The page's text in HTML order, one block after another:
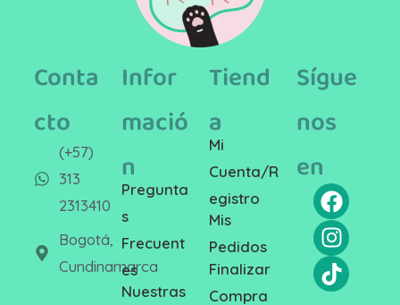
Conta
cto
(+57)
313
2313410
Bogotá,
Cundinamarca
Infor
mació
n
Pregunta
s
Frecuent
es
Nuestras
Tiend
a
Mi
Cuenta/R
egistro
Mis
Pedidos
Finalizar
Compra
Sígue
nos
en